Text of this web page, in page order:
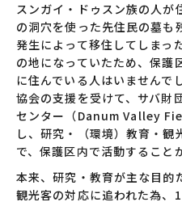
スンガイ・ドゥスン族の人が
の洞穴を使った先住民の墓も
発生によって移住してしまっ
の地になっていたため、保護
に住んでいる人はいませんで
協会の支援を受けて、サバ財
センター（Danum Valley
し、研究・（環境）教育・
で、保護区内で活動すること
本来、研究・教育が主な目的
観光客の対応に追われた為、